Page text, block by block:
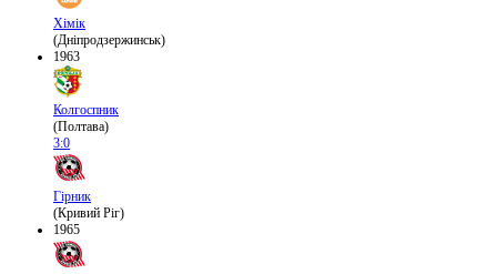
Хімік
(Дніпродзержинськ)
1963
Колгоспник
(Полтава)
3:0
Гірник
(Кривий Ріг)
1965